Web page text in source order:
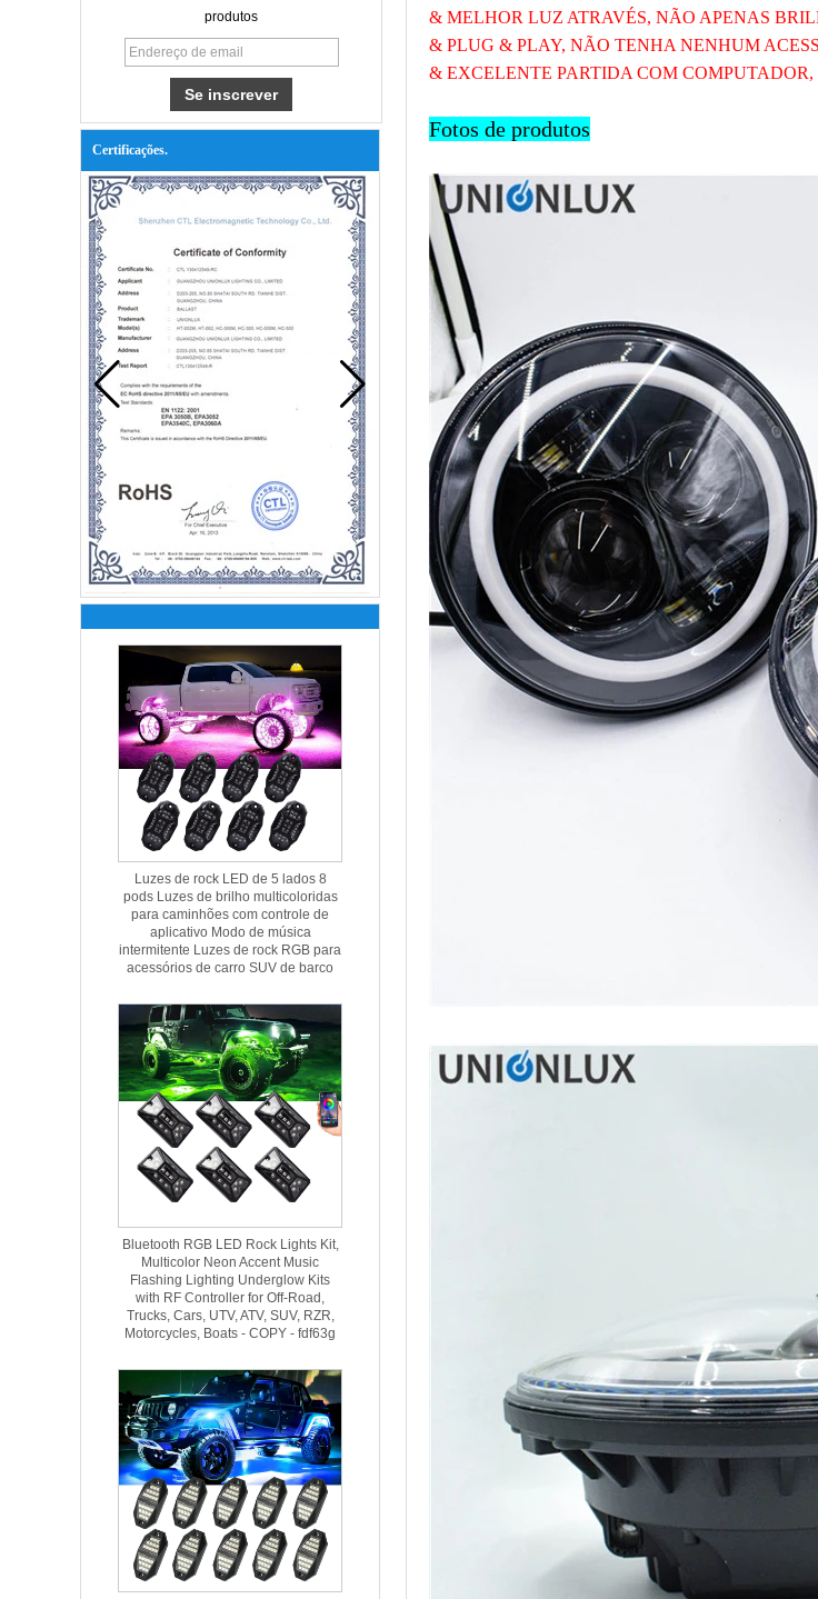
produtos
Certificações.
Luzes de rock LED de 5 lados 8
pods Luzes de brilho multicoloridas
para caminhões com controle de
aplicativo Modo de música
intermitente Luzes de rock RGB para
acessórios de carro SUV de barco
Bluetooth RGB LED Rock Lights Kit,
Multicolor Neon Accent Music
Flashing Lighting Underglow Kits
with RF Controller for Off-Road,
Trucks, Cars, UTV, ATV, SUV, RZR,
Motorcycles, Boats - COPY - fdf63g
& MELHOR LUZ ATRAVÉS, NÃO APENAS
& PLUG & PLAY, NÃO TENHA NENHUM
& EXCELENTE PARTIDA COM COMPUTADOR,
Fotos de produtos